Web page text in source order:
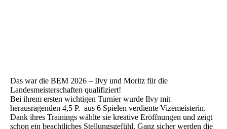
Das war die BEM 2026 – Ilvy und Moritz für die
Landesmeisterschaften qualifiziert!
Bei ihrem ersten wichtigen Turnier wurde Ilvy mit
herausragenden 4,5 P. aus 6 Spielen verdiente Vizemeisterin.
Dank ihres Trainings wählte sie kreative Eröffnungen und zeigt
schon ein beachtliches Stellungsgefühl. Ganz sicher werden die